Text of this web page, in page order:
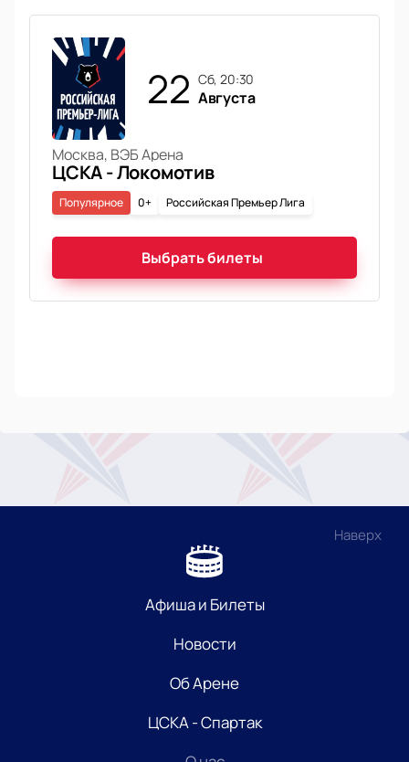
22 сб, 20:30
Августа
Москва, ВЭБ Арена
ЦСКА - Локомотив
0+ Российская Премьер Лига
Популярное
Выбрать билеты
Наверх
Афиша и Билеты
Новости
Об Арене
ЦСКА - Спартак